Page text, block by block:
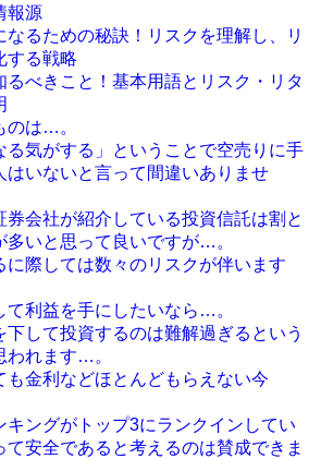
報源
なるための秘訣！リスクを理解し、リ
する戦略
るべきこと！基本用語とリスク・リタ
のは…。
る気がする」ということで空売りに手
はいないと言って間違いありませ
券会社が紹介している投資信託は割と
多いと思って良いですが…。
に際しては数々のリスクが伴います
て利益を手にしたいなら…。
下して投資するのは難解過ぎるという
われます…。
も金利などほとんどもらえない今
キングがトップ3にランクインしてい
て安全であると考えるのは賛成できま